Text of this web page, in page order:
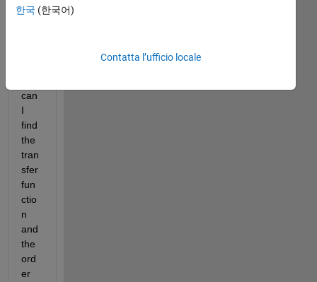
cod
can
I
find
the
tran
sfer
fun
ctio
n
and
the
ord
er
한국 (한국어)
Contatta l’ufficio locale